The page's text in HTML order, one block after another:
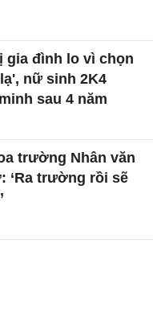
gia đình lo vì chọn
nữ sinh 2K4
sau 4 năm
trường Nhân văn
‘Ra trường rồi sẽ